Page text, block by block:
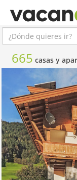
665 casas y